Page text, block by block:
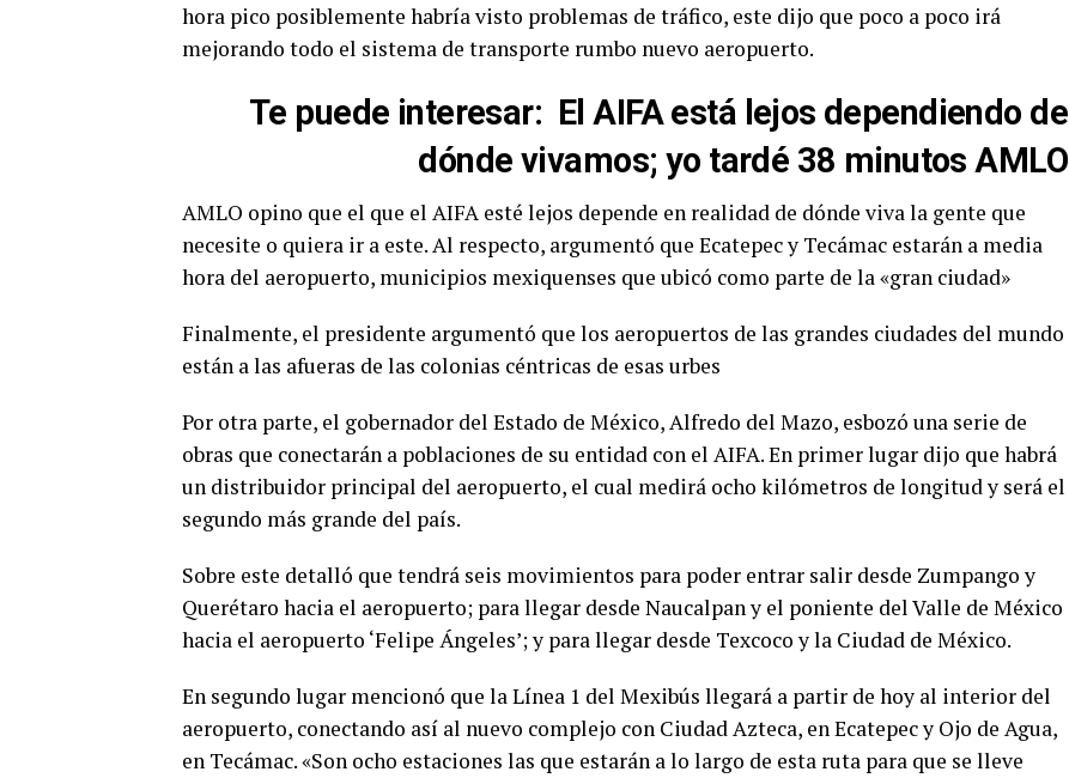
hora pico posiblemente habría visto problemas de tráfico, este dijo que poco a poco irá
mejorando todo el sistema de transporte rumbo nuevo aeropuerto.
Te puede interesar: El AIFA está lejos dependiendo de
dónde vivamos; yo tardé 38 minutos AMLO
AMLO opino que el que el AIFA esté lejos depende en realidad de dónde viva la gente que
necesite o quiera ir a este. Al respecto, argumentó que Ecatepec y Tecámac estarán a media
hora del aeropuerto, municipios mexiquenses que ubicó como parte de la «gran ciudad»
Finalmente, el presidente argumentó que los aeropuertos de las grandes ciudades del mundo
están a las afueras de las colonias céntricas de esas urbes
Por otra parte, el gobernador del Estado de México, Alfredo del Mazo, esbozó una serie de
obras que conectarán a poblaciones de su entidad con el AIFA. En primer lugar dijo que habrá
un distribuidor principal del aeropuerto, el cual medirá ocho kilómetros de longitud y será el
segundo más grande del país.
Sobre este detalló que tendrá seis movimientos para poder entrar salir desde Zumpango y
Querétaro hacia el aeropuerto; para llegar desde Naucalpan y el poniente del Valle de México
hacia el aeropuerto ‘Felipe Ángeles’; y para llegar desde Texcoco y la Ciudad de México.
En segundo lugar mencionó que la Línea 1 del Mexibús llegará a partir de hoy al interior del
aeropuerto, conectando así al nuevo complejo con Ciudad Azteca, en Ecatepec y Ojo de Agua,
en Tecámac. «Son ocho estaciones las que estarán a lo largo de esta ruta para que se lleve